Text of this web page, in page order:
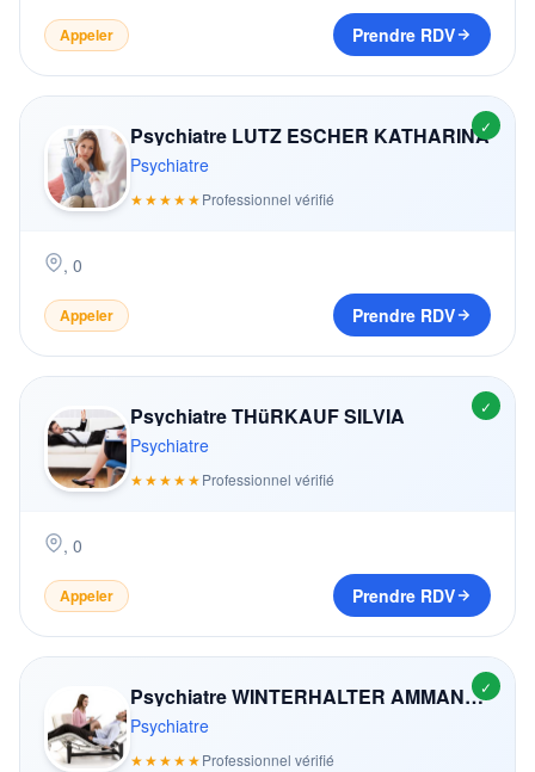
Appeler Prendre RDV
✓
Psychiatre LUTZ ESCHER KATHARINA
Psychiatre
★★★★★Professionnel vérifié
, 0
Appeler Prendre RDV
✓
Psychiatre THüRKAUF SILVIA
Psychiatre
★★★★★Professionnel vérifié
, 0
Appeler Prendre RDV
✓
Psychiatre WINTERHALTER AMMANN MARIANNE
Psychiatre
★★★★★Professionnel vérifié